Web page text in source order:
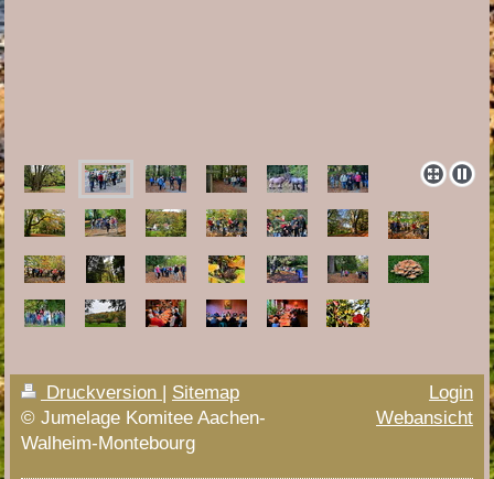
Druckversion | Sitemap
© Jumelage Komitee Aachen-
Walheim-Montebourg
Login
Webansicht